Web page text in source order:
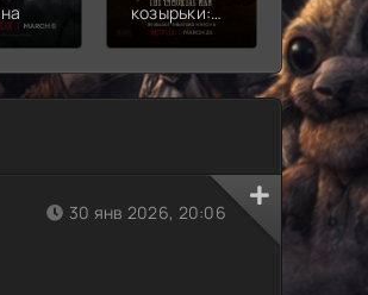
козырьки:
Бессмертный
2
30 янв 2026, 20:06